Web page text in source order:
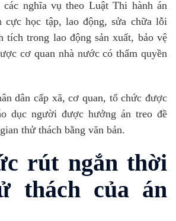
các nghĩa vụ theo Luật Thi hành án
cực học tập, lao động, sửa chữa lỗi
tích trong lao động sản xuất, bảo vệ
cơ quan nhà nước có thẩm quyền
dân cấp xã, cơ quan, tổ chức được
dục người được hưởng án treo đề
thử thách bằng văn bản.
rút ngắn thời
thách của án